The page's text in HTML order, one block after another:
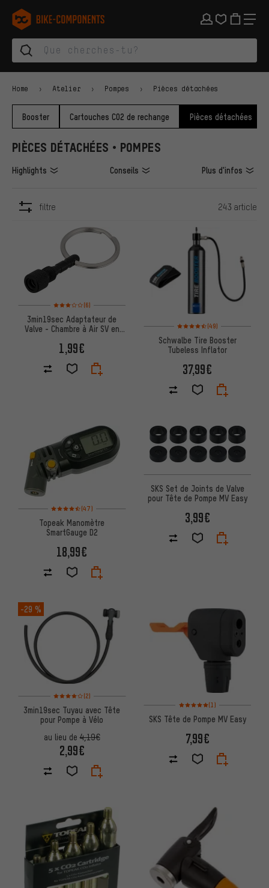
Aller à la navigation principale
Aller à la navigation des catégories
Aller au contenu
Aller aux marques et à la newsletter
Aller au pied de page
bike-components.de Page d'accueil
Home Atelier Pompes Pièces détachées
Booster Cartouches CO2 de rechange Pièces détachées
PIÈCES DÉTACHÉES • POMPES
Highlights Conseils Plus d'infos
filtre 243 article
Note moyenne : 3 sur 5 d'après 6 avis
(6)
3min19sec Adaptateur de
Valve - Chambre à Air SV en
1,99€
Note moyenne : 4,5 sur 5
(49)
Schwalbe Tire Booster
Tubeless Inflator
37,99€
Note moyenne : 4,5 sur 5 d'après 47 avis
(47)
Topeak Manomètre
SmartGauge D2
18,99€
SKS Set de Joints de Valve
pour Tête de Pompe MV Easy
3,99€
-29 %
Note moyenne : 4 sur 5 d'après 2 avis
(2)
3min19sec Tuyau avec Tête
pour Pompe à Vélo
au lieu de4,19€
2,99€
Note moyenne : 5 sur 5
(1)
SKS Tête de Pompe MV Easy
7,99€